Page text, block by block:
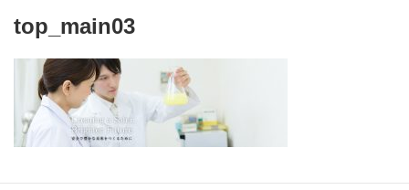
top_main03